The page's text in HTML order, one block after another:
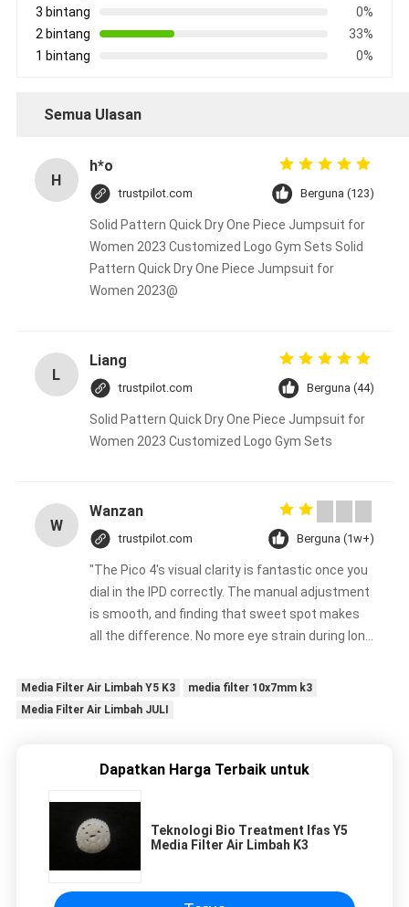
3 bintang
0%
2 bintang
33%
1 bintang
0%
Semua Ulasan
H
h*o
trustpilot.com Berguna (123)
Solid Pattern Quick Dry One Piece Jumpsuit for
Women 2023 Customized Logo Gym Sets Solid
Pattern Quick Dry One Piece Jumpsuit for
Women 2023@
L
Liang
trustpilot.com Berguna (44)
Solid Pattern Quick Dry One Piece Jumpsuit for
Women 2023 Customized Logo Gym Sets
W
Wanzan
trustpilot.com Berguna (1w+)
"The Pico 4's visual clarity is fantastic once you
dial in the IPD correctly. The manual adjustment
is smooth, and finding that sweet spot makes
all the difference. No more eye strain during long
set it up properly!""The Pico 4's visual clarity is
fantastic once you dial in the IPD correctly. The
eye strain during long sessions. Highly
once you dial in the IPD correctly. The manual
adjustment is smooth, and finding that sweet
strain during long sessions. Highly recommend
Media Filter Air Limbah Y5 K3
media filter 10x7mm k3
Media Filter Air Limbah JULI
Dapatkan Harga Terbaik untuk
Teknologi Bio Treatment Ifas Y5
Media Filter Air Limbah K3